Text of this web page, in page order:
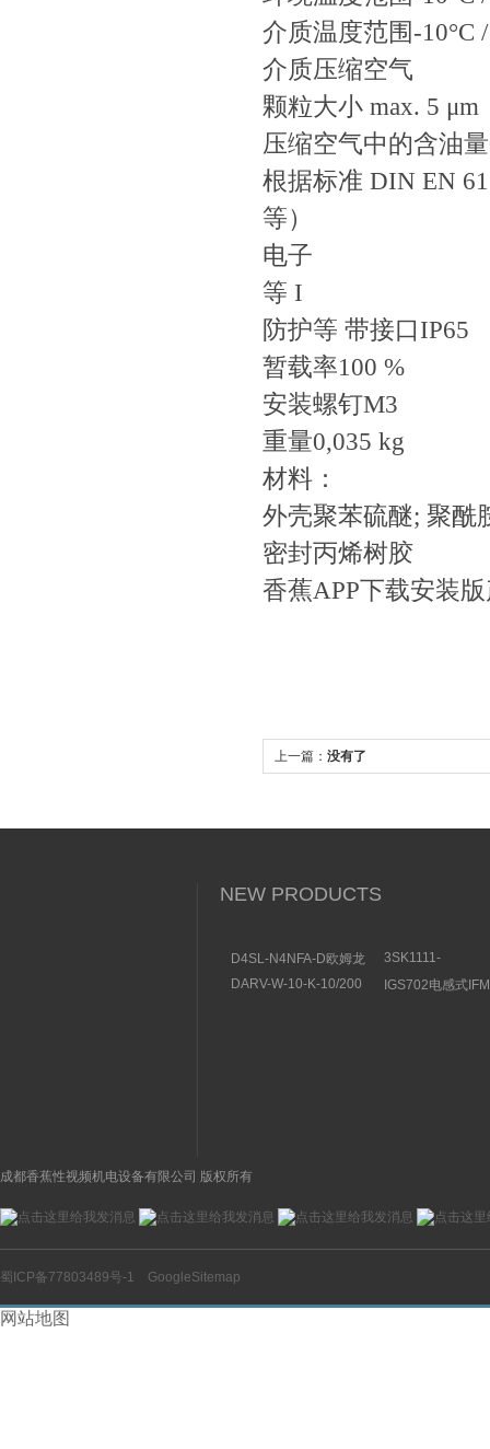
介质温度范围-10°C /
介质压缩空气
颗粒大小 max. 5 μm
压缩空气中的含油
根据标准 DIN EN
等）
电子
等 I
防护等 带接口IP65
暂载率100 %
安装螺钉M3
重量0,035 kg
材料：
外壳聚苯硫醚; 聚酰
密封丙烯树胶
香蕉APP下载安装
上一篇： 没有了
NEW PRODUCTS
D4SL-N4NFA-D欧姆龙
OMRON安全门开关本体
3SK1111-
关特点及功能
DARV-W-10-K-10/200
IGS702电感式
成都香蕉性视频机电设备有限公司 版权所有
蜀ICP备77803489号-1 GoogleSitemap
网站地图